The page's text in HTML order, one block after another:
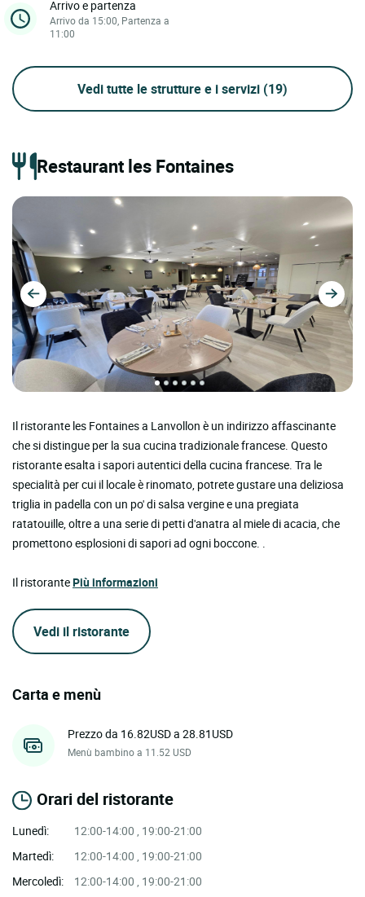
Arrivo e partenza
Arrivo da 15:00, Partenza a
11:00
Vedi tutte le strutture e i servizi (19)
Restaurant les Fontaines
Il ristorante les Fontaines a Lanvollon è un indirizzo affascinante
che si distingue per la sua cucina tradizionale francese. Questo
ristorante esalta i sapori autentici della cucina francese. Tra le
specialità per cui il locale è rinomato, potrete gustare una deliziosa
triglia in padella con un po' di salsa vergine e una pregiata
ratatouille, oltre a una serie di petti d'anatra al miele di acacia, che
promettono esplosioni di sapori ad ogni boccone. .
Il ristorantePiù informazioni
Vedi il ristorante
Carta e menù
Prezzo da 16.82USD a 28.81USD
Menù bambino a 11.52 USD
Orari del ristorante
Lunedì:
12:00-14:00 , 19:00-21:00
Martedì:
12:00-14:00 , 19:00-21:00
Mercoledì:
12:00-14:00 , 19:00-21:00